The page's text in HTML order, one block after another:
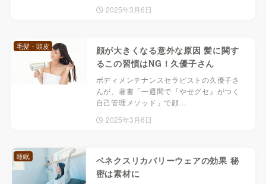
2025年3月6日
顔が大きくなる意外な原因 髪に関す
るこの習慣はNG！久優子さん
ボディメンテナンスセラピストの久優子さ
んが、著書「一週間で『やせグセ』がつく
自己管理メソッド」で顔…
2025年3月6日
毛髪・頭皮
ベネクスリカバリーウェアの効果 秘
密は素材に
睡眠